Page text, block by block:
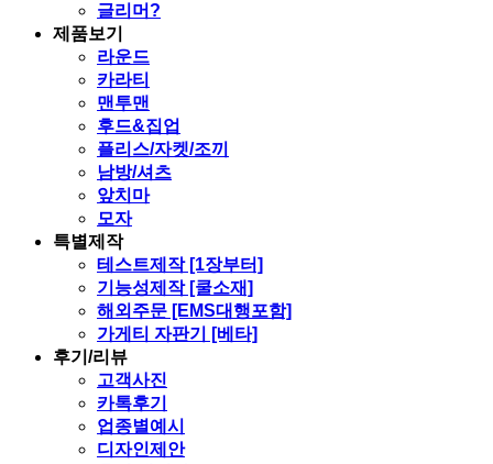
글리머?
제품보기
라운드
카라티
맨투맨
후드&집업
플리스/자켓/조끼
남방/셔츠
앞치마
모자
특별제작
테스트제작 [1장부터]
기능성제작 [쿨소재]
해외주문 [EMS대행포함]
가게티 자판기 [베타]
후기/리뷰
고객사진
카톡후기
업종별예시
디자인제안